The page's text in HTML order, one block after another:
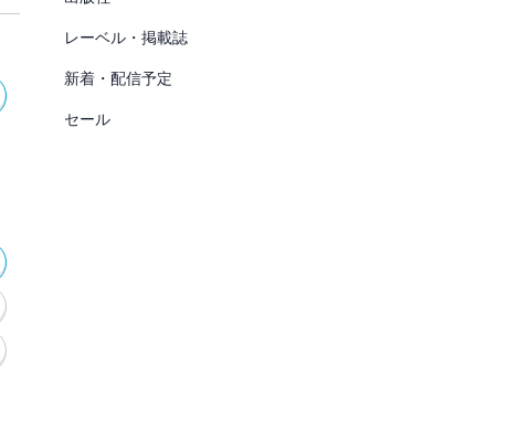
レーベル・掲載誌
新着・配信予定
セール